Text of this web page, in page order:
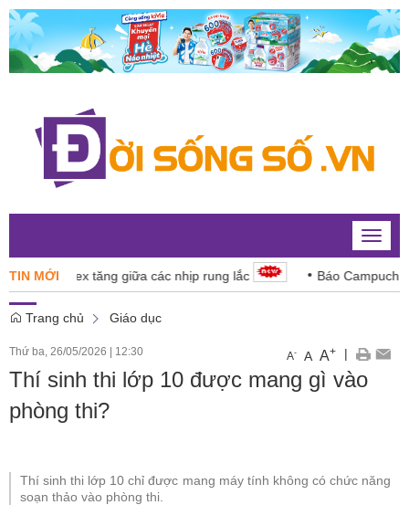
Toggle
TIN MỚI
VN-Index tăng giữa các nhịp rung lắc Báo Campuchia
Trang chủ Giáo dục
Thứ ba, 26/05/2026 | 12:30 A- A A+ |
Thí sinh thi lớp 10 được mang gì vào
phòng thi?
Thí sinh thi lớp 10 chỉ được mang máy tính không có chức năng
soạn thảo vào phòng thi.